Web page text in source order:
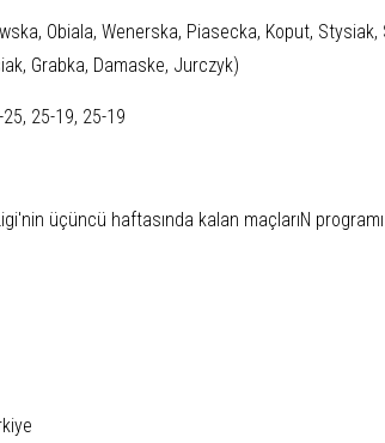
Obiala, Wenerska, Piasecka, Koput,
Grabka, Damaske, Jurczyk)
25-19, 25-19
üçüncü haftasında kalan maçlarıN